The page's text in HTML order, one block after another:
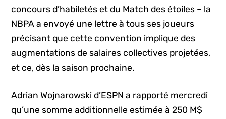
concours d’habiletés et du Match des étoiles – la
NBPA a envoyé une lettre à tous ses joueurs
précisant que cette convention implique des
augmentations de salaires collectives projetées,
et ce, dès la saison prochaine.
Adrian Wojnarowski d’ESPN a rapporté mercredi
qu’une somme additionnelle estimée à 250 M$